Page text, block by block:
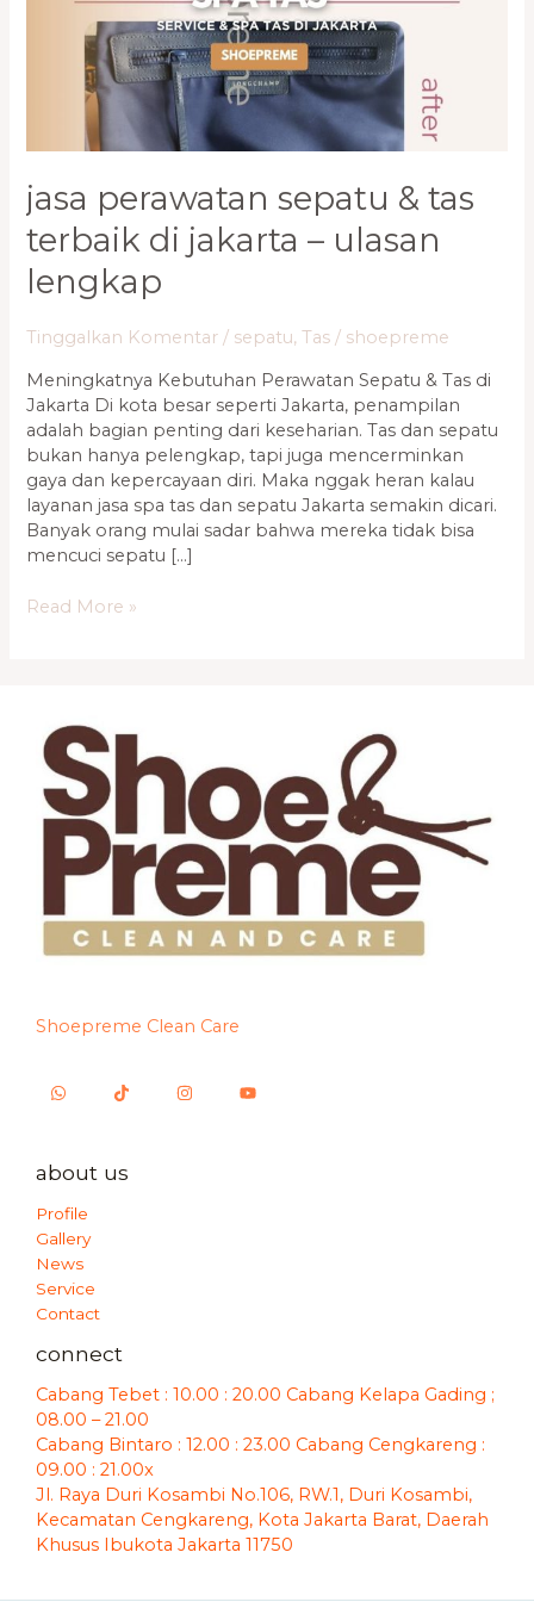
jasa perawatan sepatu & tas
terbaik di jakarta – ulasan
lengkap
Tinggalkan Komentar / sepatu,Tas / shoepreme
Meningkatnya Kebutuhan Perawatan Sepatu & Tas di
Jakarta Di kota besar seperti Jakarta, penampilan
adalah bagian penting dari keseharian. Tas dan sepatu
bukan hanya pelengkap, tapi juga mencerminkan
gaya dan kepercayaan diri. Maka nggak heran kalau
layanan jasa spa tas dan sepatu Jakarta semakin dicari.
Banyak orang mulai sadar bahwa mereka tidak bisa
mencuci sepatu […]
Jakarta
Lengkap
Read More »
Shoepreme Clean Care
about us
Profile
Gallery
News
Service
Contact
connect
Cabang Tebet : 10.00 : 20.00 Cabang Kelapa Gading ;
08.00 – 21.00
Cabang Bintaro : 12.00 : 23.00 Cabang Cengkareng :
09.00 : 21.00x
Jl. Raya Duri Kosambi No.106, RW.1, Duri Kosambi,
Kecamatan Cengkareng, Kota Jakarta Barat, Daerah
Khusus Ibukota Jakarta 11750